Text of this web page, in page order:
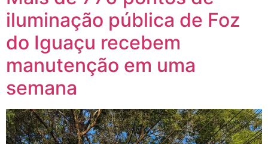
iluminação pública de Foz
do Iguaçu recebem
manutenção em uma
semana